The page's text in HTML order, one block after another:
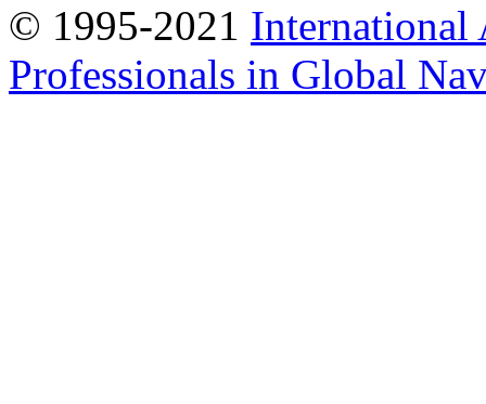
© 1995-2021 International
Professionals in Global